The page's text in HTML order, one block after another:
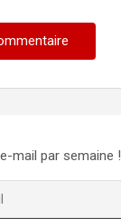
mail par semaine !